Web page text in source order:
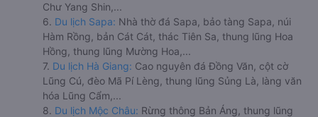
Chư Yang Shin,...
6. Du lịch Sapa: Nhà thờ đá Sapa, bảo tàng Sapa, núi
Hàm Rồng, bản Cát Cát, thác Tiên Sa, thung lũng Hoa
Hồng, thung lũng Mường Hoa,...
7. Du lịch Hà Giang: Cao nguyên đá Đồng Văn, cột cờ
Lũng Cú, đèo Mã Pí Lèng, thung lũng Sủng Là, làng văn
hóa Lũng Cẩm,...
8. Du lịch Mộc Châu: Rừng thông Bản Áng, thung lũng